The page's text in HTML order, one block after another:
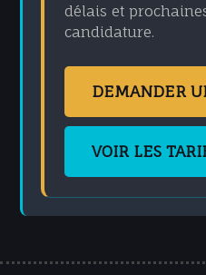
délais et
candidature.
DEMANDER
VOIR LES